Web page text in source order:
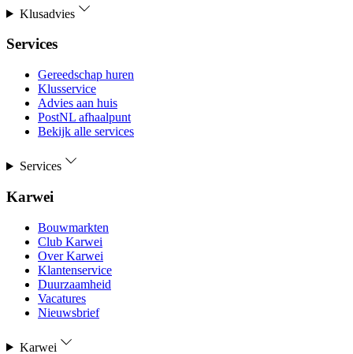
Klusadvies
Services
Gereedschap huren
Klusservice
Advies aan huis
PostNL afhaalpunt
Bekijk alle services
Services
Karwei
Bouwmarkten
Club Karwei
Over Karwei
Klantenservice
Duurzaamheid
Vacatures
Nieuwsbrief
Karwei